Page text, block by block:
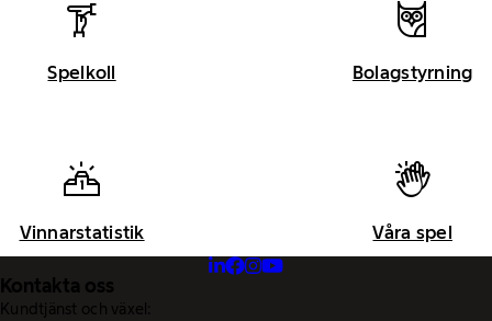
Spelkoll Bolagstyrning
Vinnarstatistik Våra spel
Kontakta oss
Kundtjänst och växel: